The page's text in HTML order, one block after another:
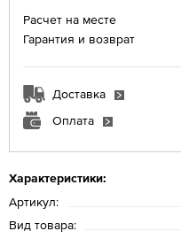
Характеристики:
Артикул:
Вид товара:
Расчет на месте
Гарантия и возврат
Доставка
Оплата